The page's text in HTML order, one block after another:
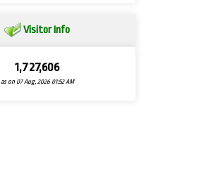
Visitor Info
1,727,606
as on 07 Aug, 2026 01:52 AM